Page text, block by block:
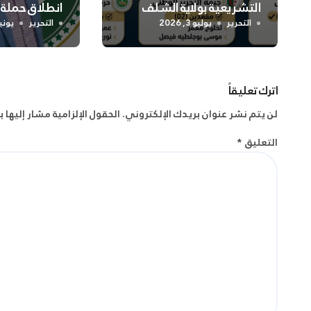
التشريعية بولاية الشلف
التحرير يوليو 3, 2026
انطلاق
واسعة
الجسدية
التحرير يونيو
اترك تعليقاً
لن يتم نشر عنوان بريدك الإلكتروني.الحقول الإلزامية مشار إليها
التعليق*